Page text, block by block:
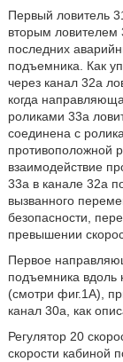
Первый ловитель
вторым ловителем
последних
подъемника. Как
через канал 32a
когда
роликами 33a
соединена с
противоположной
взаимодействие
33a в канале 32a
вызванного
безопасности,
превышении
Первое
подъемника
(смотри фиг.1A),
канал 30a, как
Регулятор 20
скорости кабиной